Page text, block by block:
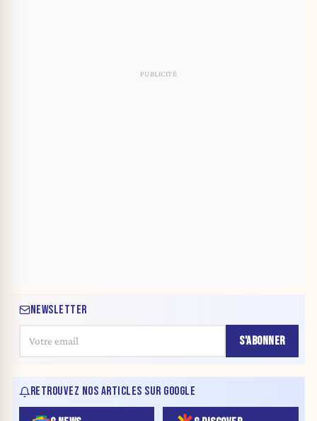
NEWSLETTER
S'ABONNER
RETROUVEZ NOS ARTICLES SUR GOOGLE